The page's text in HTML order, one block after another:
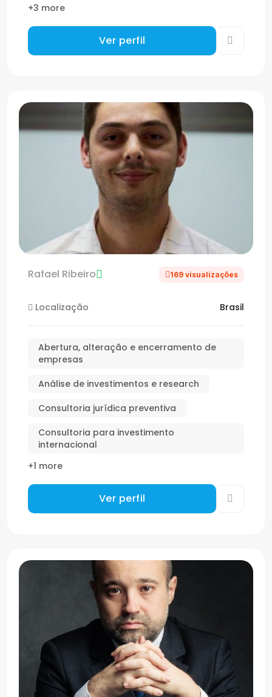
+3 more
Ver perfil
Rafael Ribeiro 169 visualizações
Localização Brasil
Abertura, alteração e encerramento de
empresas
Análise de investimentos e research
Consultoria jurídica preventiva
Consultoria para investimento
internacional
+1 more
Ver perfil